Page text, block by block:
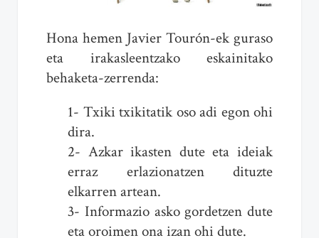
Hona hemen Javier Tourón-ek guraso
eta irakasleentzako eskainitako
behaketa-zerrenda:
1- Txiki txikitatik oso adi egon ohi
dira.
2- Azkar ikasten dute eta ideiak
erraz erlazionatzen dituzte
elkarren artean.
3- Informazio asko gordetzen dute
eta oroimen ona izan ohi dute.